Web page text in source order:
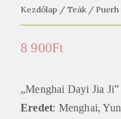
Kezdőlap / Teák / Puerh
8 900Ft
„Menghai Dayi Jia Ji”
Eredet: Menghai,